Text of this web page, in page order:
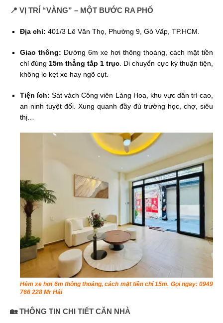
📍 VỊ TRÍ “VÀNG” – MỘT BƯỚC RA PHỐ
Địa chỉ: 401/3 Lê Văn Thọ, Phường 9, Gò Vấp, TP.HCM.
Giao thông: Đường 6m xe hơi thông thoáng, cách mặt tiền
chỉ đúng 15m thẳng tắp 1 trục . Di chuyển cực kỳ thuận tiện,
không lo kẹt xe hay ngõ cụt.
Tiện ích: Sát vách Công viên Làng Hoa, khu vực dân trí cao,
an ninh tuyệt đối. Xung quanh đầy đủ trường học, chợ, siêu
thị…
Hẻm xe hơi 6m thông thoáng, cách mặt tiền chỉ 15m. Gọi ngay: 0949
766 228 Mr Hải
🏡 THÔNG TIN CHI TIẾT CĂN NHÀ